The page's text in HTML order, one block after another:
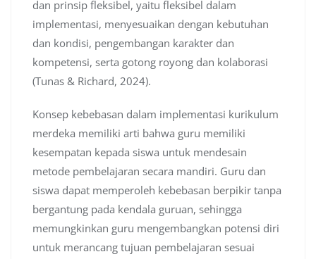
dan prinsip fleksibel, yaitu fleksibel dalam
implementasi, menyesuaikan dengan kebutuhan
dan kondisi, pengembangan karakter dan
kompetensi, serta gotong royong dan kolaborasi
(Tunas & Richard, 2024).
Konsep kebebasan dalam implementasi kurikulum
merdeka memiliki arti bahwa guru memiliki
kesempatan kepada siswa untuk mendesain
metode pembelajaran secara mandiri. Guru dan
siswa dapat memperoleh kebebasan berpikir tanpa
bergantung pada kendala guruan, sehingga
memungkinkan guru mengembangkan potensi diri
untuk merancang tujuan pembelajaran sesuai